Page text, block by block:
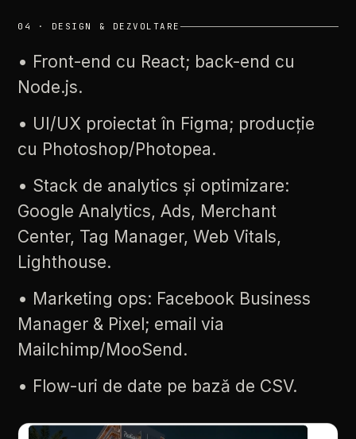
04 · DESIGN & DEZVOLTARE
• Front-end cu React; back-end cu
Node.js.
• UI/UX proiectat în Figma; producție
cu Photoshop/Photopea.
• Stack de analytics și optimizare:
Google Analytics, Ads, Merchant
Center, Tag Manager, Web Vitals,
Lighthouse.
• Marketing ops: Facebook Business
Manager & Pixel; email via
Mailchimp/MooSend.
• Flow-uri de date pe bază de CSV.